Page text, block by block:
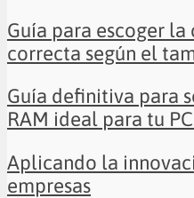
Guía para escoger
correcta según el
Guía definitiva para
RAM ideal para tu
Aplicando la
empresas